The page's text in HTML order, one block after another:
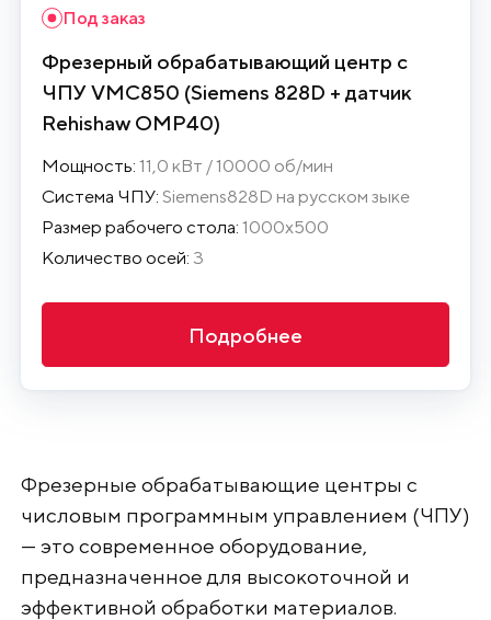
Под заказ
Фрезерный обрабатывающий центр с
ЧПУ VMC850 (Siemens 828D + датчик
Rehishaw OMP40)
Мощность: 11,0 кВт / 10000 об/мин
Система ЧПУ: Siemens828D на русском зыке
Размер рабочего стола: 1000х500
Количество осей: 3
Подробнее
Фрезерные обрабатывающие центры с
числовым программным управлением (ЧПУ)
— это современное оборудование,
предназначенное для высокоточной и
эффективной обработки материалов.